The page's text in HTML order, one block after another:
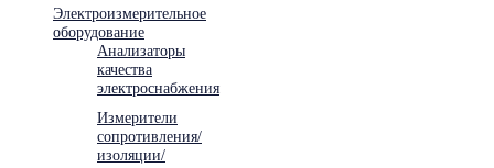
Электроизмерительное
оборудование
Анализаторы
качества
электроснабжения
Измерители
сопротивления/
изоляции/